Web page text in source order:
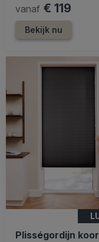
vanaf € 119
Bekijk nu
Plisségordijn